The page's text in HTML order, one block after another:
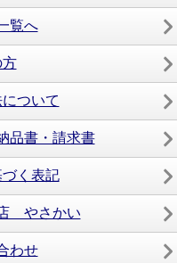
覧へ
ついて
品書・請求書
く表記
やさかい
わせ